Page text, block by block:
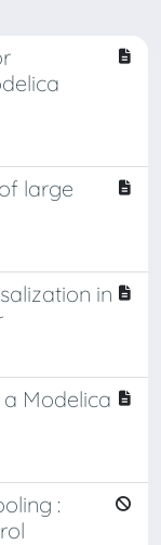
large
in
Modelica
: